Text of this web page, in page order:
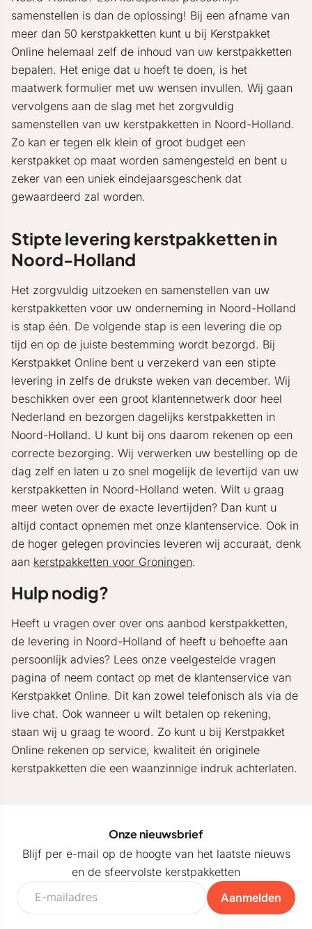
samenstellen is dan de oplossing! Bij een afname van
meer dan 50 kerstpakketten kunt u bij Kerstpakket
Online helemaal zelf de inhoud van uw kerstpakketten
bepalen. Het enige dat u hoeft te doen, is het
maatwerk formulier met uw wensen invullen. Wij gaan
vervolgens aan de slag met het zorgvuldig
samenstellen van uw kerstpakketten in Noord-Holland.
Zo kan er tegen elk klein of groot budget een
kerstpakket op maat worden samengesteld en bent u
zeker van een uniek eindejaarsgeschenk dat
gewaardeerd zal worden.
Stipte levering kerstpakketten in
Noord-Holland
Het zorgvuldig uitzoeken en samenstellen van uw
kerstpakketten voor uw onderneming in Noord-Holland
is stap één. De volgende stap is een levering die op
tijd en op de juiste bestemming wordt bezorgd. Bij
Kerstpakket Online bent u verzekerd van een stipte
levering in zelfs de drukste weken van december. Wij
beschikken over een groot klantennetwerk door heel
Nederland en bezorgen dagelijks kerstpakketten in
Noord-Holland. U kunt bij ons daarom rekenen op een
correcte bezorging. Wij verwerken uw bestelling op de
dag zelf en laten u zo snel mogelijk de levertijd van uw
kerstpakketten in Noord-Holland weten. Wilt u graag
meer weten over de exacte levertijden? Dan kunt u
altijd contact opnemen met onze klantenservice. Ook in
de hoger gelegen provincies leveren wij accuraat, denk
aan kerstpakketten voor Groningen.
Hulp nodig?
Heeft u vragen over over ons aanbod kerstpakketten,
de levering in Noord-Holland of heeft u behoefte aan
persoonlijk advies? Lees onze veelgestelde vragen
pagina of neem contact op met de klantenservice van
Kerstpakket Online. Dit kan zowel telefonisch als via de
live chat. Ook wanneer u wilt betalen op rekening,
staan wij u graag te woord. Zo kunt u bij Kerstpakket
Online rekenen op service, kwaliteit én originele
kerstpakketten die een waanzinnige indruk achterlaten.
Onze nieuwsbrief
Blijf per e-mail op de hoogte van het laatste nieuws
en de sfeervolste kerstpakketten
Aanmelden